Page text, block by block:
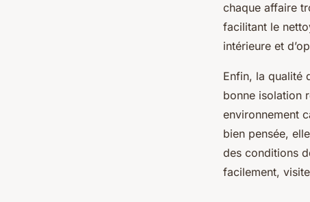
chaque affaire
facilitant le
intérieure et
Enfin, la qualité
bonne isolation
environnement
bien pensée,
des conditions
facilement,